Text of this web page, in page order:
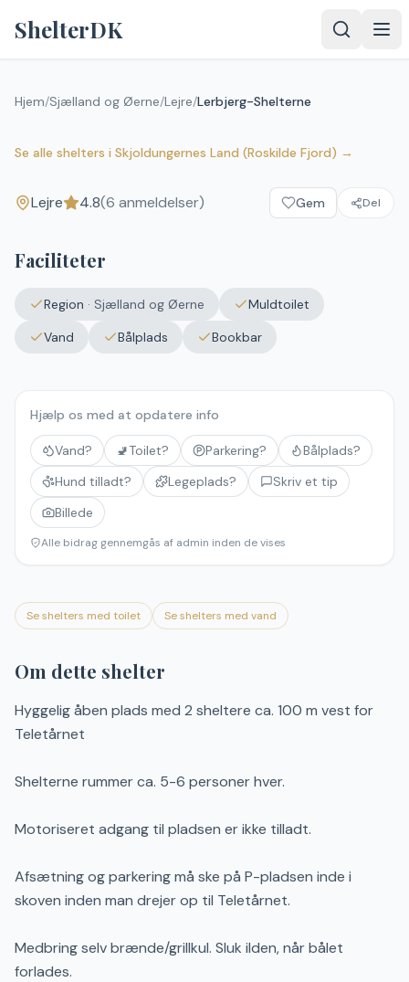
ShelterDK
Hjem/Sjælland og Øerne/Lejre/Lerbjerg-Shelterne
Se alle shelters i Skjoldungernes Land (Roskilde Fjord) →
Upload et
godkendelse.
billede
Ingen fil valgt
Lerbjerg-Shelterne
4.8 6 anmeldelser)
Lejre 4.8(6 anmeldelser) Gem Del
Faciliteter
Region · Sjælland og Øerne
Muldtoilet
Vand
Bålplads Bookbar
Hjælp os med at opdatere info
Vand? 🚽Toilet? Parkering?
Bålplads?
Hund tilladt?
Legeplads?
Skriv et tip
Billede
Alle bidrag gennemgås af admin inden de vises
Se shelters med toilet Se shelters med vand
Om dette shelter
Hyggelig åben plads med 2 sheltere ca. 100 m vest for
Teletårnet
Shelterne rummer ca. 5-6 personer hver.
Motoriseret adgang til pladsen er ikke tilladt.
Afsætning og parkering må ske på P-pladsen inde i
skoven inden man drejer op til Teletårnet.
Medbring selv brænde/grillkul. Sluk ilden, når bålet
forlades.